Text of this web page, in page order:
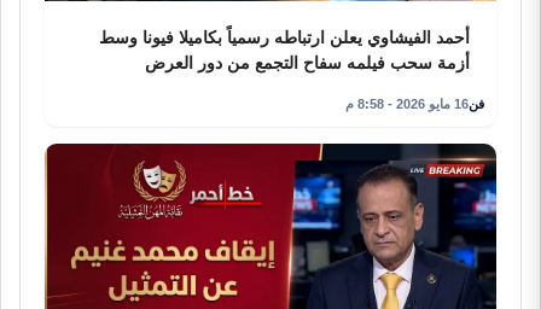
أحمد الفيشاوي يعلن ارتباطه رسمياً بكاميلا فيونا وسط
أزمة سحب فيلمه سفاح التجمع من دور العرض
فن16 مايو 2026 - 8:58 م